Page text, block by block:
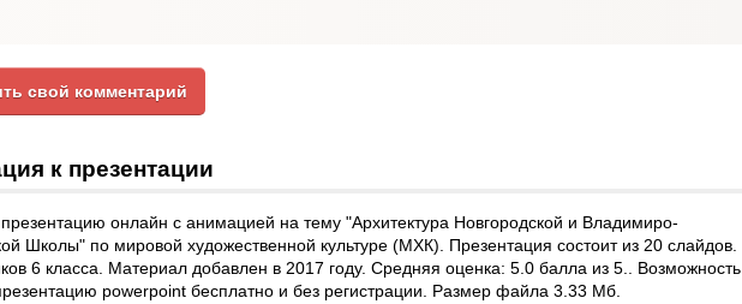
свой комментарий
к презентации
онлайн с анимацией на тему "Архитектура Новгородской и Владимиро-
Школы" по мировой художественной культуре (МХК). Презентация состоит из 20 слайдов.
6 класса. Материал добавлен в 2017 году. Средняя оценка: 5.0 балла из 5.. Возможность
powerpoint бесплатно и без регистрации. Размер файла 3.33 Мб.